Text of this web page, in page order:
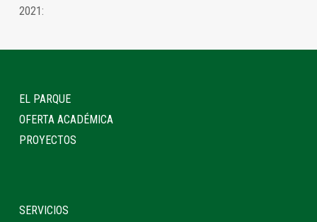
2021:
EL PARQUE
OFERTA ACADÉMICA
PROYECTOS
SERVICIOS